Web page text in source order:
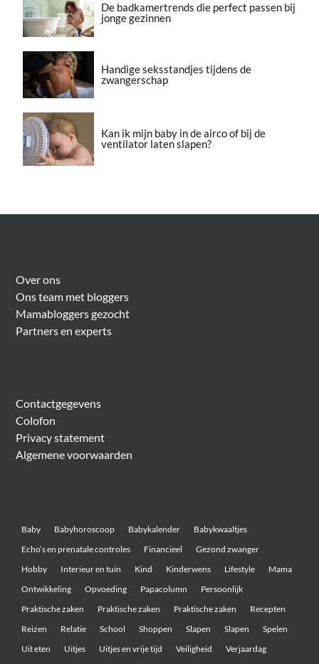
De badkamertrends die perfect passen bij
jonge gezinnen
Handige seksstandjes tijdens de
zwangerschap
Kan ik mijn baby in de airco of bij de
ventilator laten slapen?
Over ons
Ons team met bloggers
Mamabloggers gezocht
Partners en experts
Contactgegevens
Colofon
Privacy statement
Algemene voorwaarden
Baby Babyhoroscoop Babykalender
Babykwaaltjes
Echo’s en prenatale controles
Financieel
Gezond zwanger
Hobby
Interieur en tuin Kind Kinderwens Lifestyle
Mama
Ontwikkeling
Opvoeding Papacolumn
Persoonlijk
Praktische zaken
Praktische zaken Praktische zaken
Recepten
Reizen
Relatie School Shoppen Slapen Slapen
Spelen
Uit eten
Uitjes Uitjes en vrije tijd Veiligheid
Verjaardag